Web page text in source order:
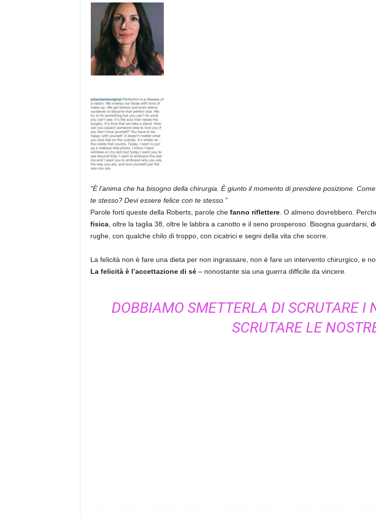
“È l’anima che ha bisogno della chirurgia. È giunto il momento di prendere posizione.
te stesso? Devi essere felice con te stesso.”
Parole forti queste della Roberts, parole che fanno riflettere. O almeno dovrebbero.
fisica, oltre la taglia 38, oltre le labbra a canotto e il seno prosperoso. Bisogna guardarsi,
rughe, con qualche chilo di troppo, con cicatrici e segni della vita che scorre.
La felicità non è fare una dieta per non ingrassare, non è fare un intervento chirurgico, e
La felicità è l’accettazione di sé– nonostante sia una guerra difficile da vincere.
DOBBIAMO SMETTERLA DI SCRUTARE I
SCRUTARE LE